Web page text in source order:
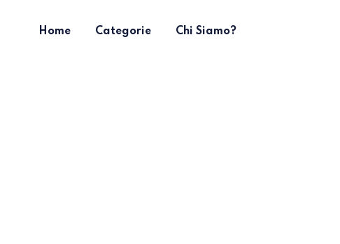
Home Categorie Chi Siamo?